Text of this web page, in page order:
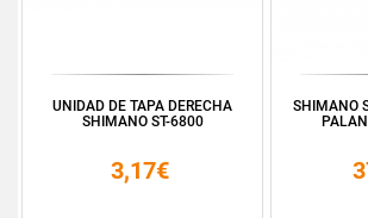
UNIDAD DE TAPA DERECHA
SHIMANO ST-6800
3,17€
SHIMANO